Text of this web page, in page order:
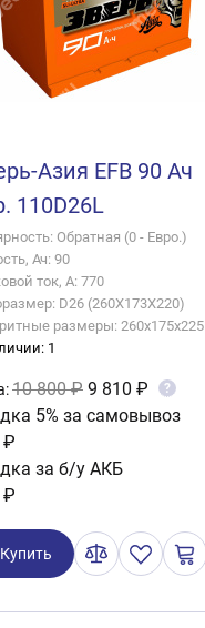
Азия EFB 90 Ач
110D26L
Обратная (0 - Евро.)
Ач: 90
ток, А: 770
D26 (260X173X220)
размеры: 260x175x225
1
10 800 ₽ 9 810 ₽ ?
5% за самовывоз
₽
за б/у АКБ
₽
Купить